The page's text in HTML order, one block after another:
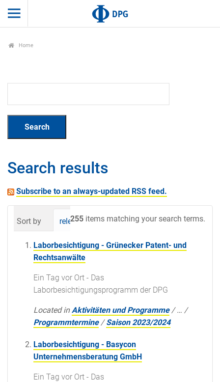
Home
Search results
Subscribe to an always-updated RSS feed.
255 items matching your search terms.
Sort by relevance date (newest first)
Laborbesichtigung - Grünecker Patent- und
Rechtsanwälte
Ein Tag vor Ort - Das
Laborbesichtigungsprogramm der DPG
Located in Aktivitäten und Programme /… /
Programmtermine /Saison 2023/2024
Laborbesichtigung - Basycon
Unternehmensberatung GmbH
Ein Tag vor Ort - Das